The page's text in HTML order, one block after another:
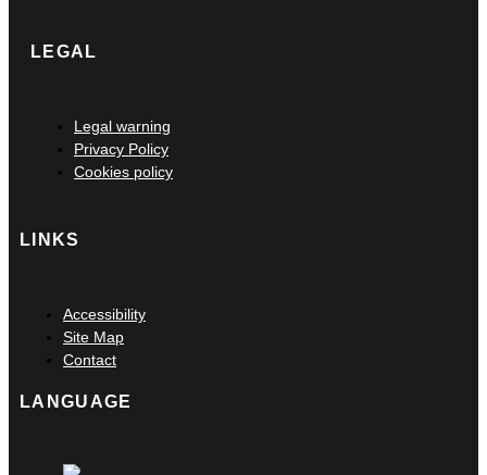
LEGAL
Main
Menu
Legal warning
Privacy Policy
Cookies policy
LINKS
Main
Menu
Accessibility
Site Map
Contact
LANGUAGE